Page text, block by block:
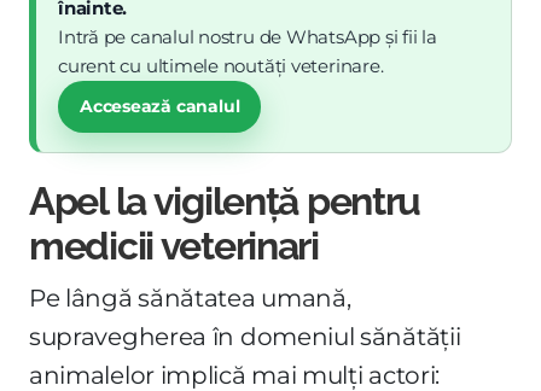
înainte.
Intră pe canalul nostru de WhatsApp și fii la
curent cu ultimele noutăți veterinare.
Accesează canalul
Apel la vigilență pentru
medicii veterinari
Pe lângă sănătatea umană,
supravegherea în domeniul sănătății
animalelor implică mai mulți actori: